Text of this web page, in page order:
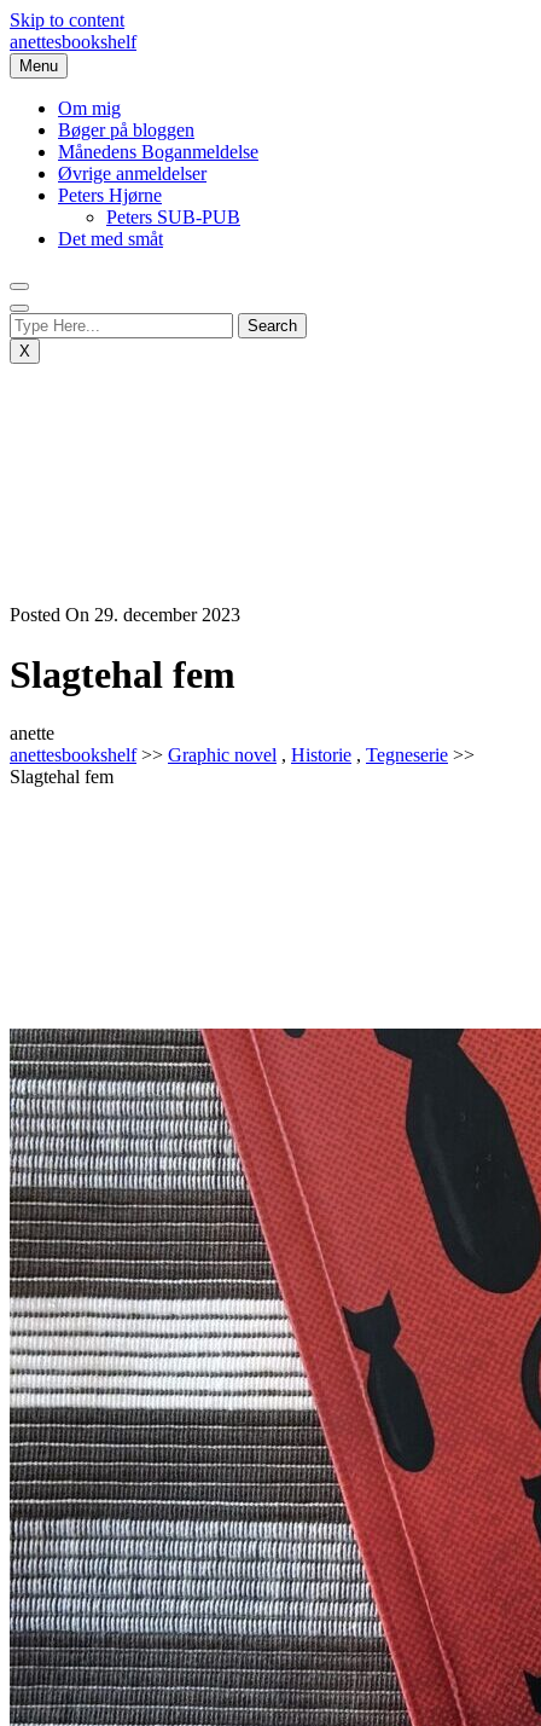
Skip to content
anettesbookshelf
Menu
Om mig
Bøger på bloggen
Månedens Boganmeldelse
Øvrige anmeldelser
Peters Hjørne
Peters SUB-PUB
Det med småt
X
Posted On 29. december 2023
Slagtehal fem
anette
anettesbookshelf>> Graphic novel , Historie , Tegneserie >>
Slagtehal fem